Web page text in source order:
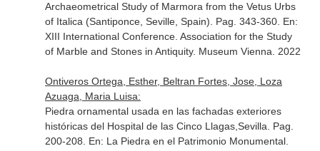
Archaeometrical Study of Marmora from the Vetus Urbs
of Italica (Santiponce, Seville, Spain). Pag. 343-360. En:
XIII International Conference. Association for the Study
of Marble and Stones in Antiquity. Museum Vienna. 2022
Ontiveros Ortega, Esther, Beltran Fortes, Jose, Loza
Azuaga, Maria Luisa:
Piedra ornamental usada en las fachadas exteriores
históricas del Hospital de las Cinco Llagas,Sevilla. Pag.
200-208. En: La Piedra en el Patrimonio Monumental.